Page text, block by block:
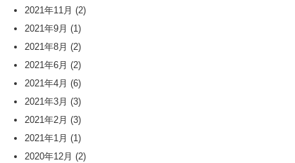
2021年11月 (2)
2021年9月 (1)
2021年8月 (2)
2021年6月 (2)
2021年4月 (6)
2021年3月 (3)
2021年2月 (3)
2021年1月 (1)
2020年12月 (2)